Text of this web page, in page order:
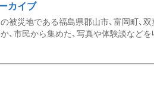
カイブ
被災地である福島県郡山市、富岡町、
、市民から集めた、写真や体験談などを